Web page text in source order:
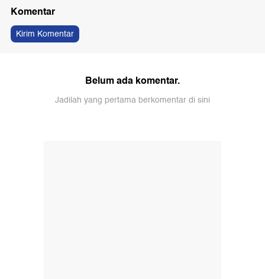
Komentar
Kirim Komentar
Belum ada komentar.
Jadilah yang pertama berkomentar di sini